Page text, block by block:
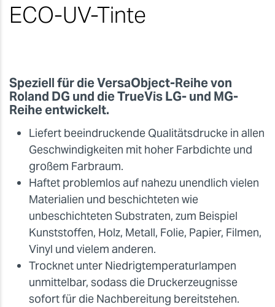
ECO-UV-Tinte
Speziell für die VersaObject-Reihe von
Roland DG und die TrueVis LG- und MG-
Reihe entwickelt.
Liefert beeindruckende Qualitätsdrucke in allen
Geschwindigkeiten mit hoher Farbdichte und
großem Farbraum.
Haftet problemlos auf nahezu unendlich vielen
Materialien und beschichteten wie
unbeschichteten Substraten, zum Beispiel
Kunststoffen, Holz, Metall, Folie, Papier, Filmen,
Vinyl und vielem anderen.
Trocknet unter Niedrigtemperaturlampen
unmittelbar, sodass die Druckerzeugnisse
sofort für die Nachbereitung bereitstehen.